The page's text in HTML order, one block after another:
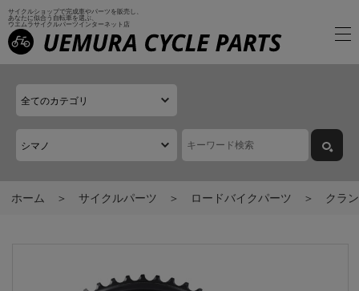
サイクルショップで完成車やパーツを販売し、
あなたに似合う自転車を選ぶ、
ウエムラサイクルパーツインターネット店
ホーム サイクルパーツ ロードバイクパーツ クラ